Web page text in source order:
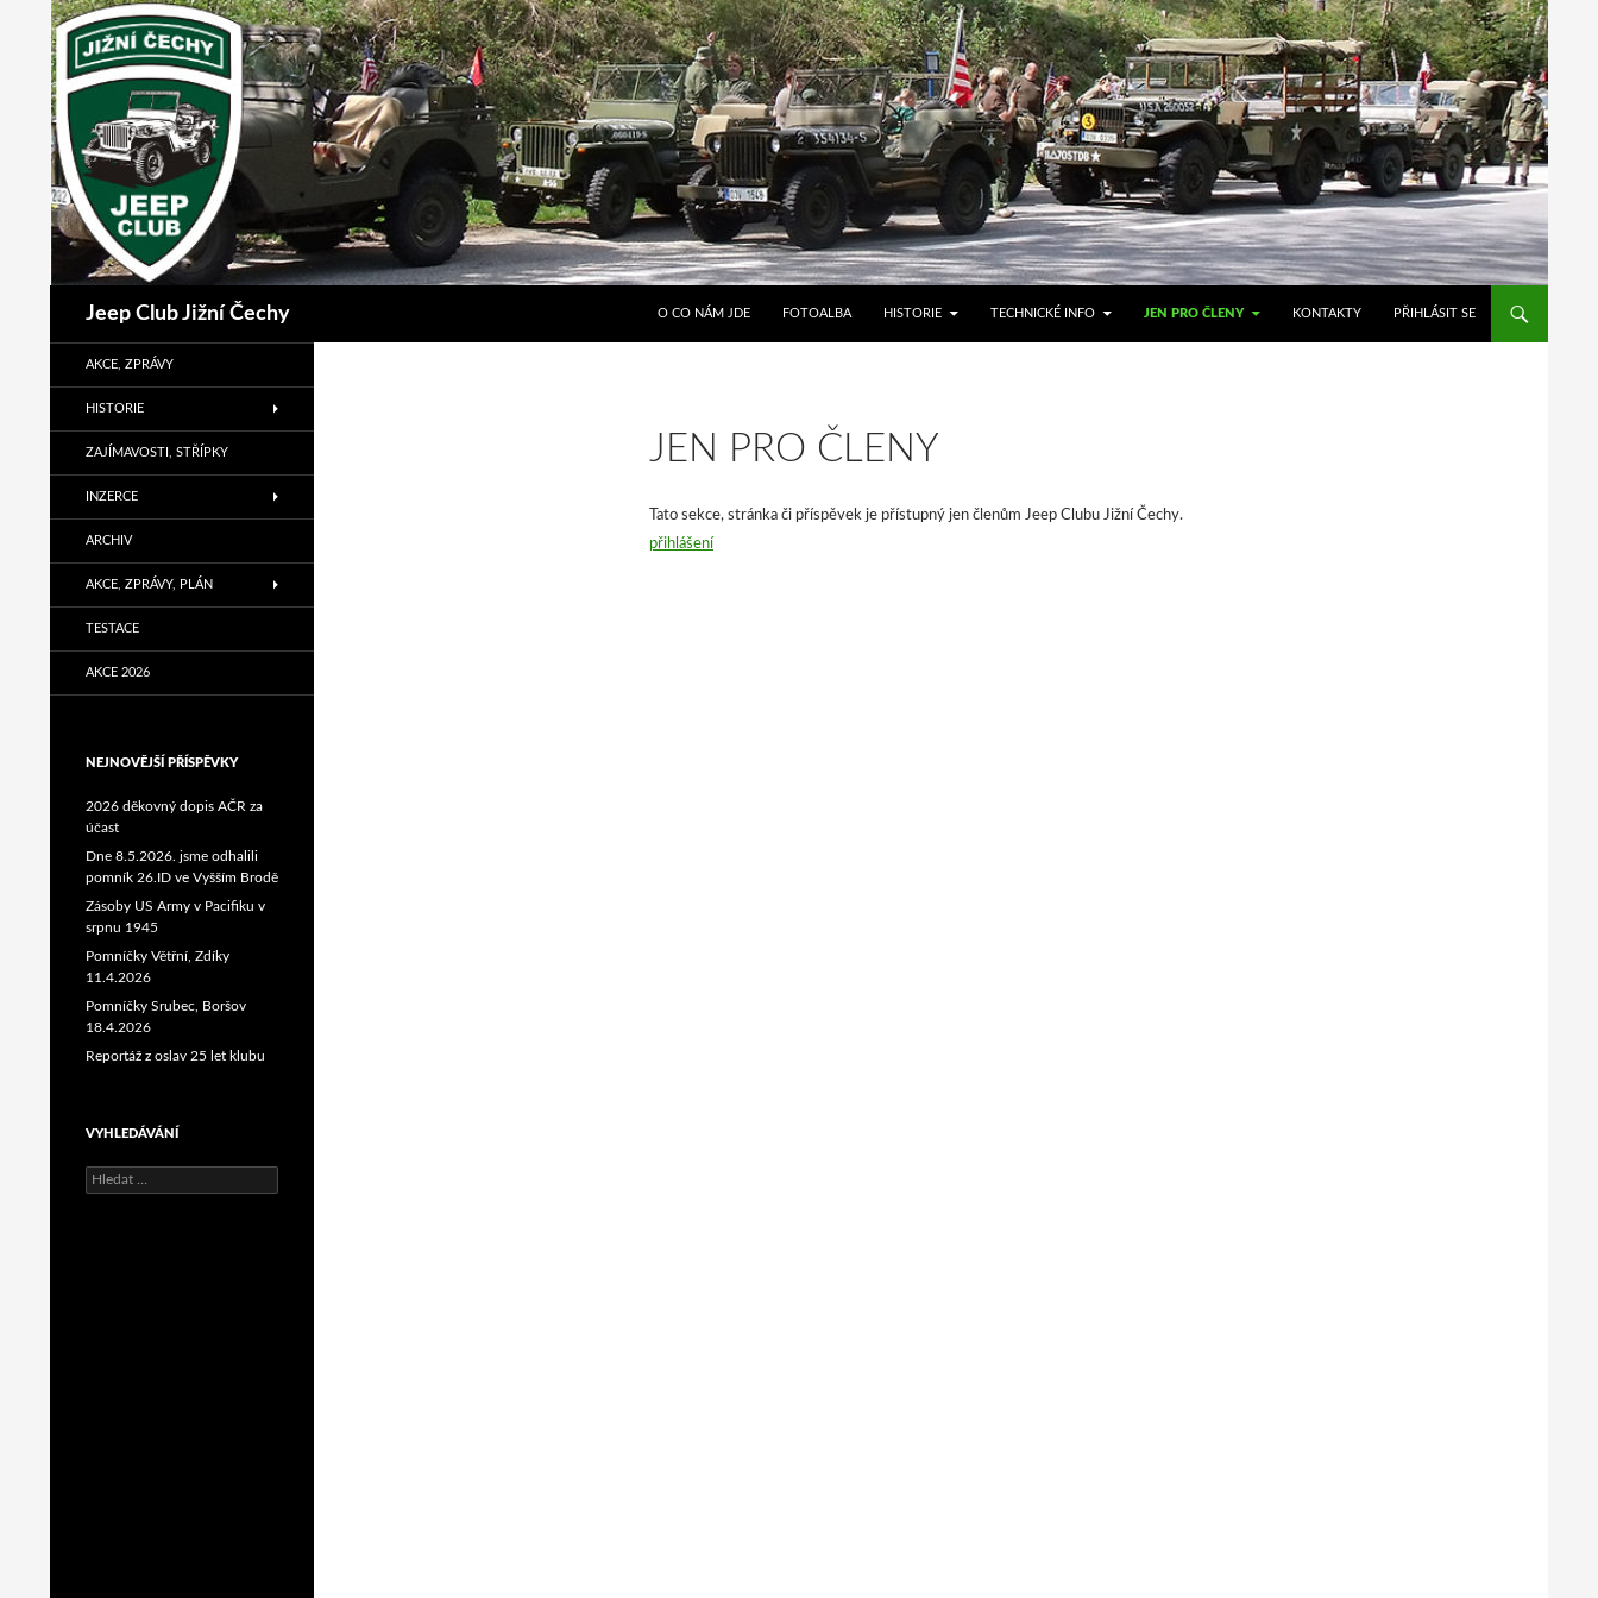
obsahu
Jeep Club Jižní Čechy O CO NÁM JDE FOTOALBA HISTORIE TECHNICKÉ INFO JEN PRO ČLENY KONTAKTY PŘIHLÁSIT SE
JEN PRO ČLENY
Tato sekce, stránka či příspěvek je přístupný jen členům Jeep Clubu Jižní Čechy.
přihlášení
AKCE, ZPRÁVY
HISTORIE
ZAJÍMAVOSTI, STŘÍPKY
INZERCE
ARCHIV
AKCE, ZPRÁVY, PLÁN
TESTACE
AKCE 2026
NEJNOVĚJŠÍ PŘÍSPĚVKY
2026 děkovný dopis AČR za
účast
Dne 8.5.2026. jsme odhalili
pomník 26.ID ve Vyšším Brodě
Zásoby US Army v Pacifiku v
srpnu 1945
Pomníčky Větřní, Zdíky
11.4.2026
Pomníčky Srubec, Boršov
18.4.2026
Reportáž z oslav 25 let klubu
VYHLEDÁVÁNÍ
Vyhledávání